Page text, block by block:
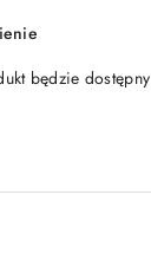
będzie dostępny